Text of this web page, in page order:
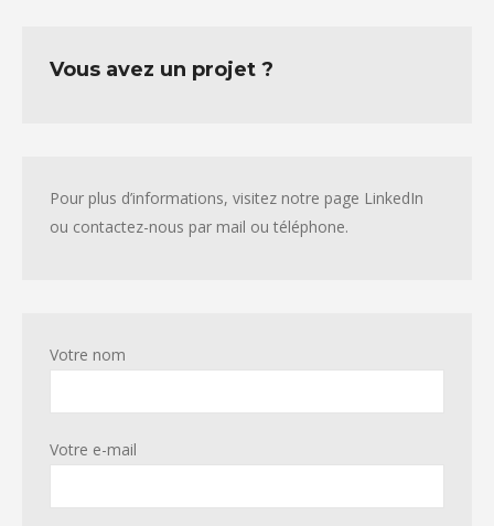
Vous avez un projet ?
Pour plus d’informations, visitez notre page LinkedIn
ou contactez-nous par mail ou téléphone.
Votre nom
Votre e-mail